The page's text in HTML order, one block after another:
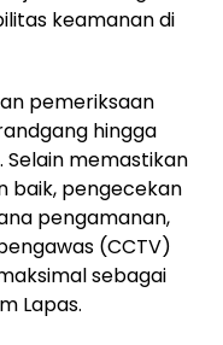
keamanan di
pemeriksaan
hingga
memastikan
baik, pengecekan
pengamanan,
(CCTV)
sebagai
Lapas.